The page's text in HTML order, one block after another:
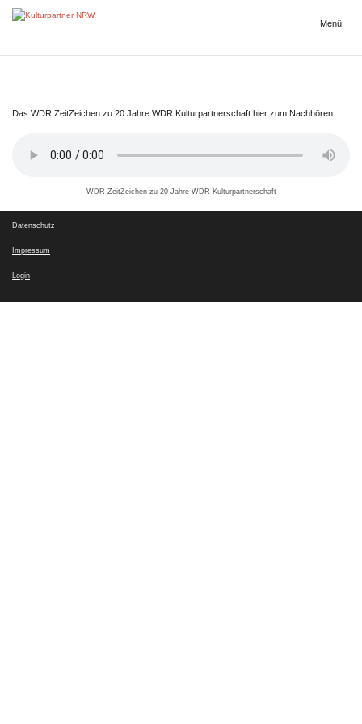
Inhalt
NRW
Menü
Das WDR ZeitZeichen zu 20 Jahre WDR Kulturpartnerschaft hier zum Nachhören:
WDR ZeitZeichen zu 20 Jahre WDR Kulturpartnerschaft
Datenschutz
Impressum
Login